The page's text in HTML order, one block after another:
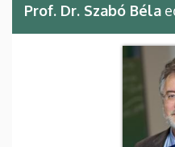
Prof. Dr. Szabó Béla